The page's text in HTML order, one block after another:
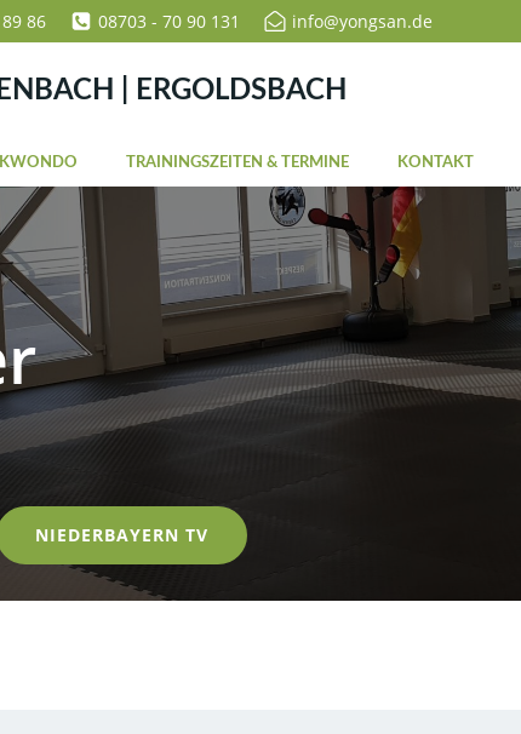
86 08703 - 70 90 131 info@yongsan.de
| ERGOLDSBACH
TRAININGSZEITEN & TERMINE KONTAKT
NIEDERBAYERN TV